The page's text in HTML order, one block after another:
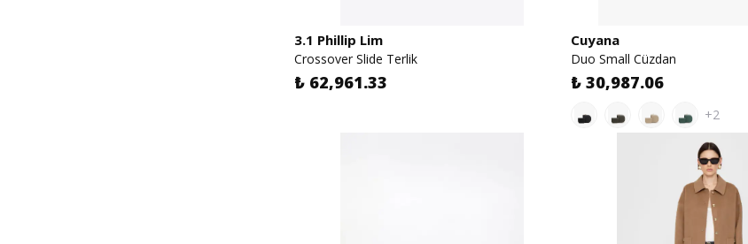
3.1 Phillip Lim
Crossover Slide Terlik
₺ 62,961.33
Cuyana
Duo Small Cüzdan
₺ 30,987.06
+2